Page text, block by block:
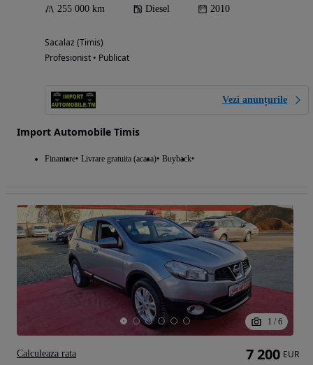
255 000 km Diesel 2010
Sacalaz (Timis)
Profesionist • Publicat
Vezi anunțurile
Import Automobile Timis
Finantare Livrare gratuita (acasa) Buyback
1 / 6
7 200 EUR
Calculeaza rata